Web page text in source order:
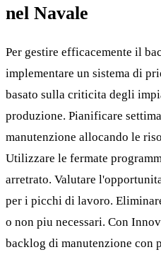
nel Navale
Per gestire efficacemente il
implementare un sistema di
basato sulla criticita degli
produzione. Pianificare
manutenzione allocando le
Utilizzare le fermate
arretrato. Valutare
per i picchi di lavoro.
o non piu necessari. Con
backlog di manutenzione con